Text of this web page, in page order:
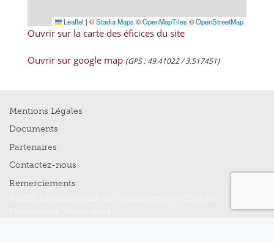
Leaflet | ©Stadia Maps ©OpenMapTiles ©OpenStreetMap
Ouvrir sur la carte des éficices du site
Ouvrir sur google map (GPS : 49.41022 / 3.517451)
Mentions Légales
Documents
Partenaires
Contactez-nous
Remerciements